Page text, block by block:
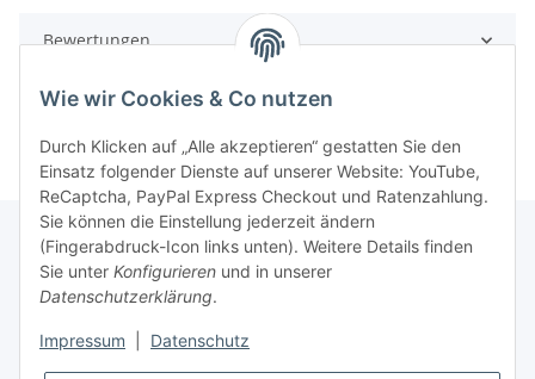
Bewertungen
Rechtliche Hinweise
Produktinformationen
Wie wir Cookies & Co nutzen
Durch Klicken auf „Alle akzeptieren“ gestatten Sie den
Einsatz folgender Dienste auf unserer Website: YouTube,
ReCaptcha, PayPal Express Checkout und Ratenzahlung.
Sie können die Einstellung jederzeit ändern
(Fingerabdruck-Icon links unten). Weitere Details finden
Sie unter Konfigurieren und in unserer
Datenschutzerklärung.
Impressum Datenschutz